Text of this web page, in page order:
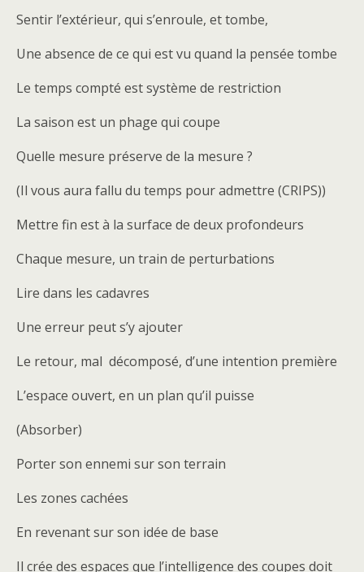
Sentir l’extérieur, qui s’enroule, et tombe,
Une absence de ce qui est vu quand la pensée tombe
Le temps compté est système de restriction
La saison est un phage qui coupe
Quelle mesure préserve de la mesure ?
(Il vous aura fallu du temps pour admettre (CRIPS))
Mettre fin est à la surface de deux profondeurs
Chaque mesure, un train de perturbations
Lire dans les cadavres
Une erreur peut s’y ajouter
Le retour, mal décomposé, d’une intention première
L’espace ouvert, en un plan qu’il puisse
(Absorber)
Porter son ennemi sur son terrain
Les zones cachées
En revenant sur son idée de base
Il crée des espaces que l’intelligence des coupes doit